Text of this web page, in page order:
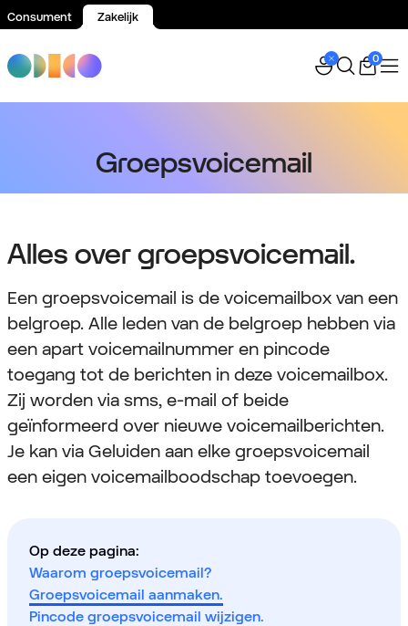
Consument Zakelijk
0
Groepsvoicemail
Alles over groepsvoicemail.
Een groepsvoicemail is de voicemailbox van een
belgroep. Alle leden van de belgroep hebben via
een apart voicemailnummer en pincode
toegang tot de berichten in deze voicemailbox.
Zij worden via sms, e-mail of beide
geïnformeerd over nieuwe voicemailberichten.
Je kan via Geluiden aan elke groepsvoicemail
een eigen voicemailboodschap toevoegen.
Op deze pagina:
Waarom groepsvoicemail?
Groepsvoicemail aanmaken.
Pincode groepsvoicemail wijzigen.